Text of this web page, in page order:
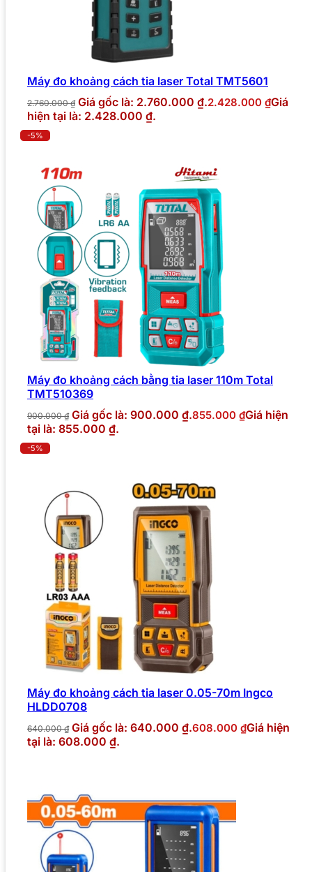
Máy đo khoảng cách tia laser Total TMT5601
2.760.000₫ Giá gốc là: 2.760.000 ₫.2.428.000 ₫Giá
hiện tại là: 2.428.000 ₫.
-5%
Máy đo khoảng cách bằng tia laser 110m Total
TMT510369
900.000₫ Giá gốc là: 900.000 ₫.855.000 ₫Giá hiện
tại là: 855.000 ₫.
-5%
Máy đo khoảng cách tia laser 0.05-70m Ingco
HLDD0708
640.000₫ Giá gốc là: 640.000 ₫.608.000 ₫Giá hiện
tại là: 608.000 ₫.